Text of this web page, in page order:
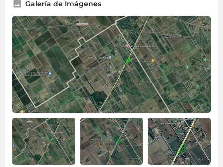
Galería de Imágenes